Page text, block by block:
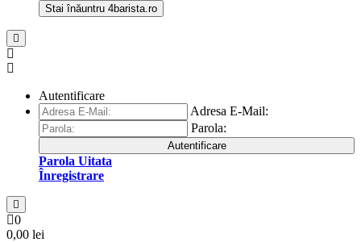
Stai înăuntru 4barista.ro
Autentificare
Adresa E-Mail:
Parola:
Autentificare
Parola Uitata
Înregistrare
0
0,00 lei